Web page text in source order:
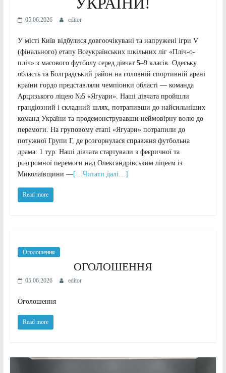
05.06.2026 editor
У місті Київ відбулися довгоочікувані та напружені ігри V
(фінального) етапу Всеукраїнських шкільних ліг «Пліч-о-
пліч» з масового футболу серед дівчат 5–9 класів. Одеську
область та Болградський район на головній спортивній арені
країни гордо представляли чемпіонки області — команда
Арцизького ліцею №5 «Ягуари». Наші дівчата пройшли
грандіозний і складний шлях, потрапивши до найсильніших
команд України та продемонструвавши неймовірну волю до
перемоги. На груповому етапі «Ягуари» потрапили до
потужної Групи Г, де розгорнулася справжня футбольна
драма: 1 тур: Наші дівчата стартували з феєричної та
розгромної перемоги над Олександрівським ліцеєм із
Миколаївщини —[…Читати далі…]
Read more
Оголошення
ОГОЛОШЕННЯ
05.06.2026 editor
Оголошення
Read more